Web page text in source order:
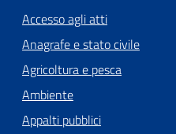
Accesso agli atti
Anagrafe e stato civile
Agricoltura e pesca
Ambiente
Appalti pubblici